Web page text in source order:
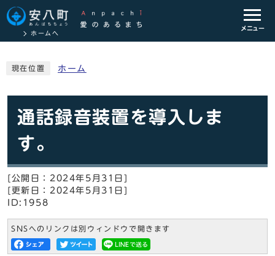
ホームへ
メニュー
現在位置 ホーム
通話録音装置を導入しま
す。
[公開日：2024年5月31日]
[更新日：2024年5月31日]
ID:1958
SNSへのリンクは別ウィンドウで開きます